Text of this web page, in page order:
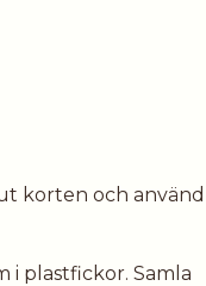
korten och använd
i plastfickor. Samla